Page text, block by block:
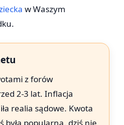
w Waszym
z forów
2-3 lat. Inflacja
realia sądowe. Kwota